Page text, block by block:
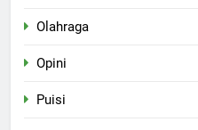
Olahraga
Opini
Puisi